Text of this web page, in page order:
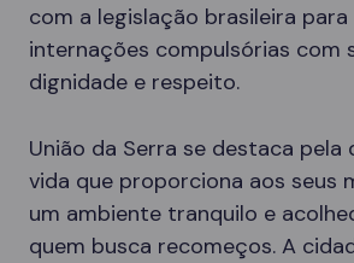
com a legislação brasileira para
internações compulsórias com
dignidade e respeito.
União da Serra se destaca pela
vida que proporciona aos seus
um ambiente tranquilo e
quem busca recomeços. A